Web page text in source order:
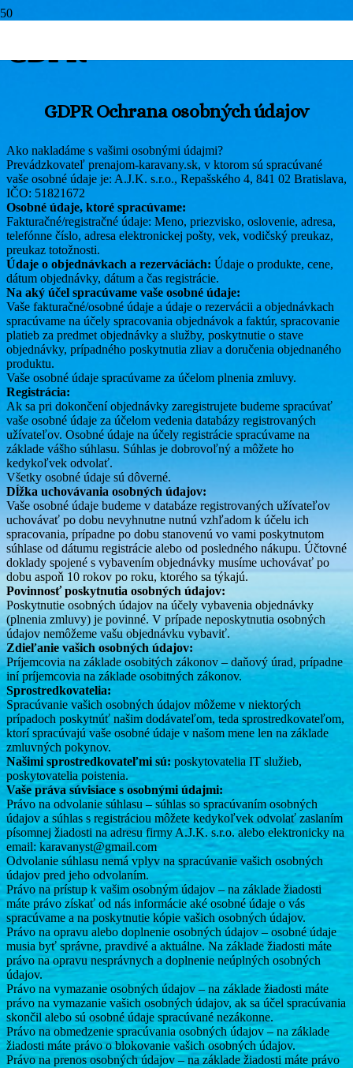
GDPR
GDPR Ochrana osobných údajov
Ako nakladáme s vašimi osobnými údajmi?
Prevádzkovateľ prenajom-karavany.sk, v ktorom sú spracúvané
vaše osobné údaje je: A.J.K. s.r.o., Repašského 4, 841 02 Bratislava,
IČO: 51821672
Osobné údaje, ktoré spracúvame:
Fakturačné/registračné údaje: Meno, priezvisko, oslovenie, adresa,
telefónne číslo, adresa elektronickej pošty, vek, vodičský preukaz,
preukaz totožnosti.
Údaje o objednávkach a rezerváciách: Údaje o produkte, cene,
dátum objednávky, dátum a čas registrácie.
Na aký účel spracúvame vaše osobné údaje:
Vaše fakturačné/osobné údaje a údaje o rezervácii a objednávkach
spracúvame na účely spracovania objednávok a faktúr, spracovanie
platieb za predmet objednávky a služby, poskytnutie o stave
objednávky, prípadného poskytnutia zliav a doručenia objednaného
produktu.
Vaše osobné údaje spracúvame za účelom plnenia zmluvy.
Registrácia:
Ak sa pri dokončení objednávky zaregistrujete budeme spracúvať
vaše osobné údaje za účelom vedenia databázy registrovaných
užívateľov. Osobné údaje na účely registrácie spracúvame na
základe vášho súhlasu. Súhlas je dobrovoľný a môžete ho
kedykoľvek odvolať.
Všetky osobné údaje sú dôverné.
Dĺžka uchovávania osobných údajov:
Vaše osobné údaje budeme v databáze registrovaných užívateľov
uchovávať po dobu nevyhnutne nutnú vzhľadom k účelu ich
spracovania, prípadne po dobu stanovenú vo vami poskytnutom
súhlase od dátumu registrácie alebo od posledného nákupu. Účtovné
doklady spojené s vybavením objednávky musíme uchovávať po
dobu aspoň 10 rokov po roku, ktorého sa týkajú.
Povinnosť poskytnutia osobných údajov:
Poskytnutie osobných údajov na účely vybavenia objednávky
(plnenia zmluvy) je povinné. V prípade neposkytnutia osobných
údajov nemôžeme vašu objednávku vybaviť.
Zdieľanie vašich osobných údajov:
Príjemcovia na základe osobitých zákonov – daňový úrad, prípadne
iní príjemcovia na základe osobitných zákonov.
Sprostredkovatelia:
Spracúvanie vašich osobných údajov môžeme v niektorých
prípadoch poskytnúť našim dodávateľom, teda sprostredkovateľom,
ktorí spracúvajú vaše osobné údaje v našom mene len na základe
zmluvných pokynov.
Našimi sprostredkovateľmi sú: poskytovatelia IT služieb,
poskytovatelia poistenia.
Vaše práva súvisiace s osobnými údajmi:
Právo na odvolanie súhlasu – súhlas so spracúvaním osobných
údajov a súhlas s registráciou môžete kedykoľvek odvolať zaslaním
písomnej žiadosti na adresu firmy A.J.K. s.r.o. alebo elektronicky na
email: karavanyst@gmail.com
Odvolanie súhlasu nemá vplyv na spracúvanie vašich osobných
údajov pred jeho odvolaním.
Právo na prístup k vašim osobným údajov – na základe žiadosti
máte právo získať od nás informácie aké osobné údaje o vás
spracúvame a na poskytnutie kópie vašich osobných údajov.
Právo na opravu alebo doplnenie osobných údajov – osobné údaje
musia byť správne, pravdivé a aktuálne. Na základe žiadosti máte
právo na opravu nesprávnych a doplnenie neúplných osobných
údajov.
Právo na vymazanie osobných údajov – na základe žiadosti máte
právo na vymazanie vašich osobných údajov, ak sa účel spracúvania
skončil alebo sú osobné údaje spracúvané nezákonne.
Právo na obmedzenie spracúvania osobných údajov – na základe
žiadosti máte právo o blokovanie vašich osobných údajov.
Právo na prenos osobných údajov – na základe žiadosti máte právo